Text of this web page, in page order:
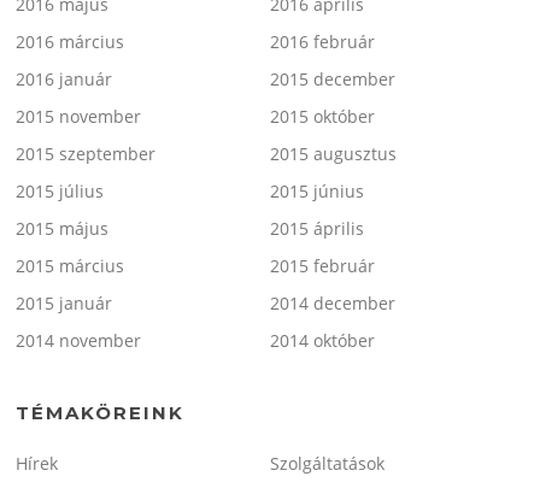
2016 március
2016 február
2016 január
2015 december
2015 november
2015 október
2015 szeptember
2015 augusztus
2015 július
2015 június
2015 május
2015 április
2015 március
2015 február
2015 január
2014 december
2014 november
2014 október
TÉMAKÖREINK
Hírek Szolgáltatások